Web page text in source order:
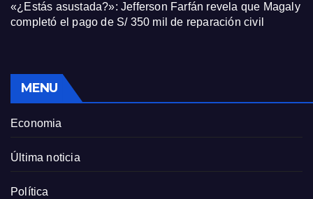
«¿Estás asustada?»: Jefferson Farfán revela que Magaly
completó el pago de S/ 350 mil de reparación civil
MENU
Economia
Última noticia
Política